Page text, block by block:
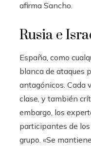
afirma Sancho.
Rusia e
España, como
blanca de ataques
antagónicos. Cada
clase, y también
embargo, los
participantes de
grupo. «Se